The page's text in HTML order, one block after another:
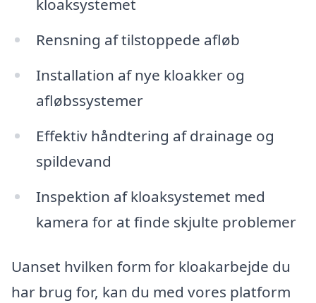
kloaksystemet
Rensning af tilstoppede afløb
Installation af nye kloakker og
afløbssystemer
Effektiv håndtering af drainage og
spildevand
Inspektion af kloaksystemet med
kamera for at finde skjulte problemer
Uanset hvilken form for kloakarbejde du
har brug for, kan du med vores platform